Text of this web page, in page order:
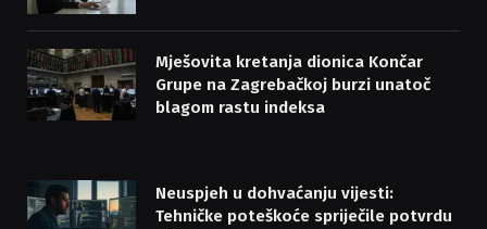
Mješovita kretanja dionica Končar
Grupe na Zagrebačkoj burzi unatoč
blagom rastu indeksa
Neuspjeh u dohvaćanju vijesti:
Tehničke poteškoće spriječile potvrdu